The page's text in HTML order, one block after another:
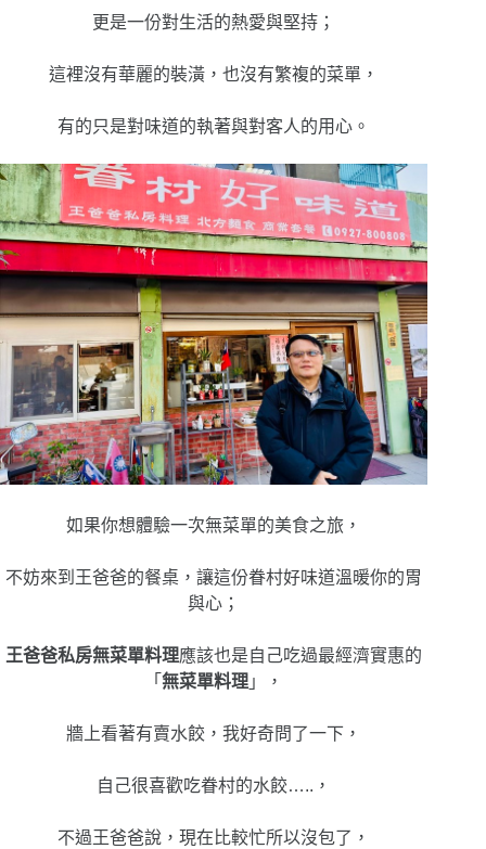
更是一份對生活的熱愛與堅持；
這裡沒有華麗的裝潢，也沒有繁複的菜單，
有的只是對味道的執著與對客人的用心。
如果你想體驗一次無菜單的美食之旅，
不妨來到王爸爸的餐桌，讓這份眷村好味道溫暖你的胃
與心；
王爸爸私房無菜單料理應該也是自己吃過最經濟實惠的
「無菜單料理 」，
牆上看著有賣水餃，我好奇問了一下，
自己很喜歡吃眷村的水餃…..，
不過王爸爸說，現在比較忙所以沒包了，